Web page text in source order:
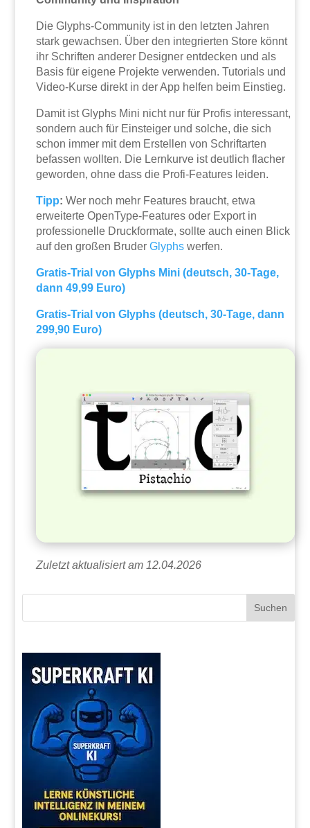
Die Glyphs-Community ist in den letzten Jahren
stark gewachsen. Über den integrierten Store könnt
ihr Schriften anderer Designer entdecken und als
Basis für eigene Projekte verwenden. Tutorials und
Video-Kurse direkt in der App helfen beim Einstieg.
Damit ist Glyphs Mini nicht nur für Profis interessant,
sondern auch für Einsteiger und solche, die sich
schon immer mit dem Erstellen von Schriftarten
befassen wollten. Die Lernkurve ist deutlich flacher
geworden, ohne dass die Profi-Features leiden.
Tipp: Wer noch mehr Features braucht, etwa
erweiterte OpenType-Features oder Export in
professionelle Druckformate, sollte auch einen Blick
auf den großen BruderGlyphs werfen.
Gratis-Trial von Glyphs Mini (deutsch, 30-Tage,
dann 49,99 Euro)
Gratis-Trial von Glyphs (deutsch, 30-Tage, dann
299,90 Euro)
Zuletzt aktualisiert am 12.04.2026